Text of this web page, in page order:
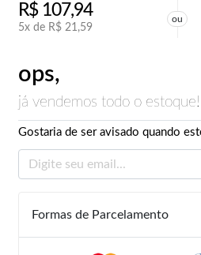
R$107,94
5x de R$ 21,59
ou
ops,
já vendemos todo o estoque!
Gostaria de ser avisado quando
Formas de Parcelamento